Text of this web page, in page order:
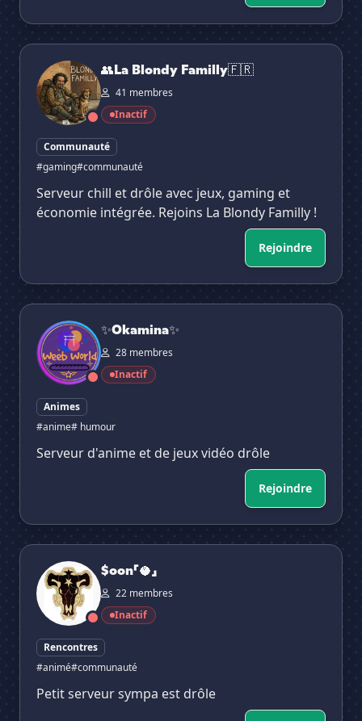
👥La Blondy Familly🇫🇷
👥La Blondy Familly🇫🇷
41 membres
Inactif
Communauté
#gaming#communauté
Serveur chill et drôle avec jeux, gaming et
économie intégrée. Rejoins La Blondy Familly !
Rejoindre
✨Okamina✨
✨Okamina✨
28 membres
Inactif
Animes
#anime# humour
Serveur d'anime et de jeux vidéo drôle
Rejoindre
$oon「🥥」
$oon「🥥」
22 membres
Inactif
Rencontres
#animé#communauté
Petit serveur sympa est drôle